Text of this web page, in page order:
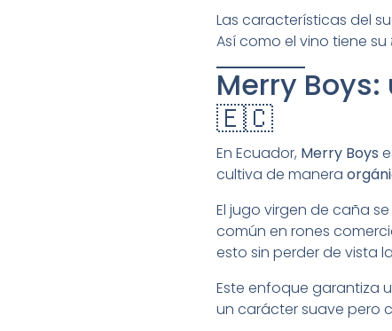
Las características del
Así como el vino tiene su
Merry
🇪🇨
En Ecuador, Merry Boys
cultiva de manera
El jugo virgen de caña se
común en rones
esto sin perder de vista
Este enfoque garantiza
un carácter suave pero